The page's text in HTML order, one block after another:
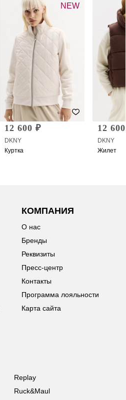
NEW
12 600 ₽
DKNY
Куртка
12
DKNY
Жилет
КОМПАНИЯ
О нас
Бренды
Реквизиты
Пресс-центр
Контакты
Программа лояльности
Карта сайта
Replay
Ruck&Maul